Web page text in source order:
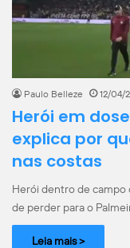
Paulo Belleze 12/04/
Herói em
explica por
nas costas
Herói dentro de campo
de perder para o
Leia mais >